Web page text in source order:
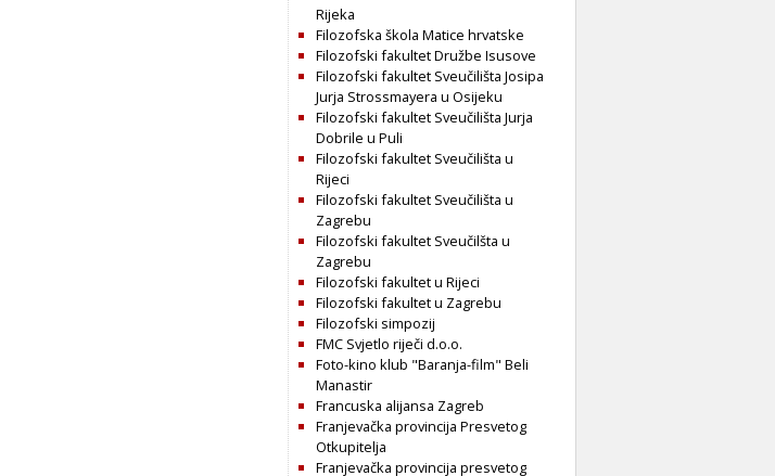
Rijeka
Filozofska škola Matice hrvatske
Filozofski fakultet Družbe Isusove
Filozofski fakultet Sveučilišta Josipa
Jurja Strossmayera u Osijeku
Filozofski fakultet Sveučilišta Jurja
Dobrile u Puli
Filozofski fakultet Sveučilišta u
Rijeci
Filozofski fakultet Sveučilišta u
Zagrebu
Filozofski fakultet Sveučilšta u
Zagrebu
Filozofski fakultet u Rijeci
Filozofski fakultet u Zagrebu
Filozofski simpozij
FMC Svjetlo riječi d.o.o.
Foto-kino klub "Baranja-film" Beli
Manastir
Francuska alijansa Zagreb
Franjevačka provincija Presvetog
Otkupitelja
Franjevačka provincija presvetog